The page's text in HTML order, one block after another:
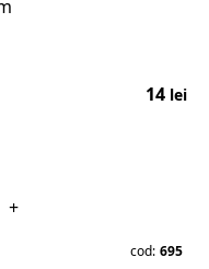
14 lei
+
cod: 695